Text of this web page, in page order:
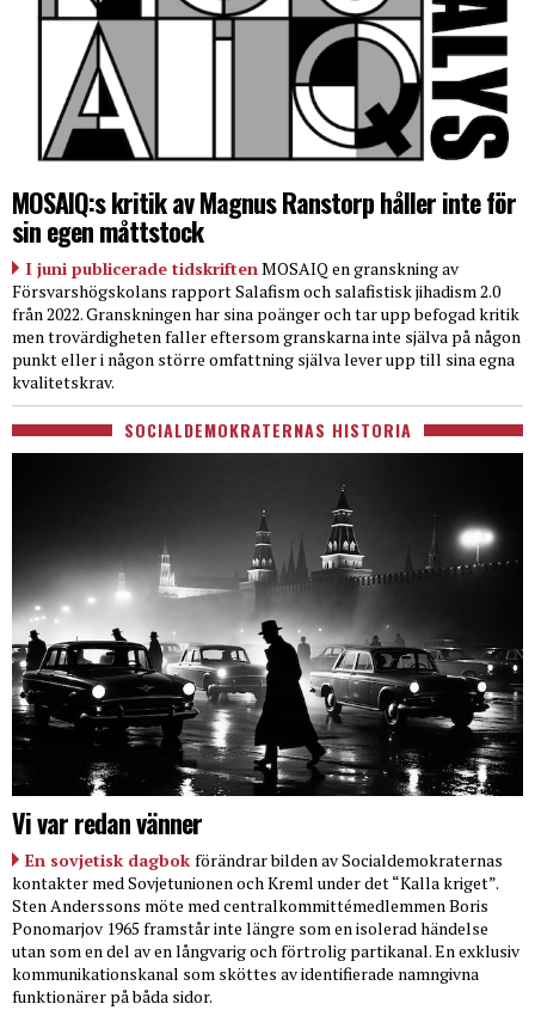
MOSAIQ:s kritik av Magnus Ranstorp håller inte för
sin egen måttstock
I juni publicerade tidskriften MOSAIQ en granskning av
Försvarshögskolans rapport Salafism och salafistisk jihadism 2.0
från 2022. Granskningen har sina poänger och tar upp befogad kritik
men trovärdigheten faller eftersom granskarna inte själva på någon
punkt eller i någon större omfattning själva lever upp till sina egna
kvalitetskrav.
SOCIALDEMOKRATERNAS HISTORIA
Vi var redan vänner
En sovjetisk dagbok förändrar bilden av Socialdemokraternas
kontakter med Sovjetunionen och Kreml under det “Kalla kriget”.
Sten Anderssons möte med centralkommittémedlemmen Boris
Ponomarjov 1965 framstår inte längre som en isolerad händelse
utan som en del av en långvarig och förtrolig partikanal. En exklusiv
kommunikationskanal som sköttes av identifierade namngivna
funktionärer på båda sidor.